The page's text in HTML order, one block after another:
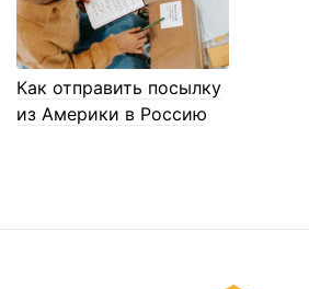
Как отправить посылку
из Америки в Россию